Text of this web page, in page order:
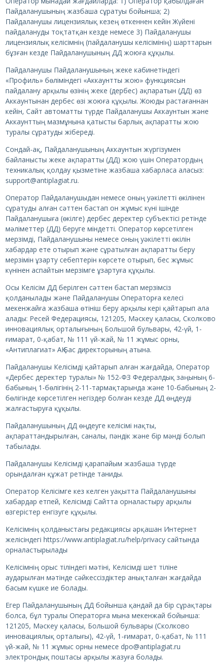
Пайдаланушының жазбаша сұратуы бойынша; 2)
Пайдаланушы лицензиялық кезең өткеннен кейін Жүйені
пайдалануды тоқтатқан кезде немесе 3) Пайдаланушы
лицензиялық келісімнің (пайдаланушы келісімінің) шарттарын
бұзған кезде Пайдаланушының ДД жоюға құқылы.
Пайдаланушы Пайдаланушының жеке кабинетіндегі
«Профиль» бөліміндегі «Аккаунтты жою» функциясын
пайдалану арқылы өзінің жеке (дербес) ақпаратын (ДД) өз
Аккаунтынан дербес өзі жоюға құқылы. Жоюды растағаннан
кейін, Сайт автоматты түрде Пайдаланушы Аккаунтын және
Аккаунттың мазмұнына қатысты барлық ақпаратты жою
туралы сұратуды жібереді.
Сондай-ақ, Пайдаланушының Аккаунтын жүргізумен
байланысты жеке ақпаратты (ДД) жою үшін Оператордың
техникалық қолдау қызметіне жазбаша хабарласа аласыз:
support@antiplagiat.ru.
Оператор Пайдаланушыдан немесе оның уәкілетті өкілінен
сұратуды алған сәттен бастап он жұмыс күні ішінде
Пайдаланушыға (өкілге) дербес деректер субъектісі ретінде
мәліметтер (ДД) беруге міндетті. Оператор көрсетілген
мерзімді, Пайдаланушыны немесе оның уәкілетті өкілін
хабардар ете отырып және сұратылған ақпаратты беру
мерзімін ұзарту себептерін көрсете отырып, бес жұмыс
күнінен аспайтын мерзімге ұзартуға құқылы.
Осы Келісім ДД берілген сәттен бастап мерзімсіз
қолданылады және Пайдаланушы Операторға келесі
мекенжайға жазбаша өтініш беру арқылы кері қайтарып ала
алады: Ресей Федерациясы, 121205, Мәскеу қаласы, Сколково
инновациялық орталығының Большой бульвары, 42-үй, 1-
ғимарат, 0-қабат, № 111 үй-жай, № 11 жұмыс орны,
«Антиплагиат» АҚ Бас директорының атына.
Пайдаланушы Келісімді қайтарып алған жағдайда, Оператор
«Дербес деректер туралы» № 152-ФЗ Федералдық заңының 6-
бабының 1-бөлігінің 2-11-тармақтарында және 10-бабының 2-
бөлігінде көрсетілген негіздер болған кезде ДД өңдеуді
жалғастыруға құқылы.
Пайдаланушының ДД өңдеуге келісімі нақты,
ақпараттандырылған, саналы, пәндік және бір мәнді болып
табылады.
Пайдаланушы Келісімді қарапайым жазбаша түрде
орындалған құжат ретінде таниды.
Оператор Келісімге кез келген уақытта Пайдаланушыны
хабардар етпей, Келісімді Сайтта орналастыру арқылы
өзгерістер енгізуге құқылы.
Келісімнің қолданыстағы редакциясы әрқашан Интернет
желісіндегі https://www.antiplagiat.ru/help/privacy сайтында
орналастырылады
Келісімнің орыс тіліндегі мәтіні, Келісімді шет тіліне
аударылған мәтінде сәйкессіздіктер анықталған жағдайда
басым күшке ие болады.
Егер Пайдаланушының ДД бойынша қандай да бір сұрақтары
болса, бұл туралы Операторға мына мекенжай бойынша:
121205, Мәскеу қаласы, Большой бульвары (Сколково
инновациялық орталығы), 42-үй, 1-ғимарат, 0-қабат, № 111
үй-жай, № 11 жұмыс орны немесе dpo@antiplagiat.ru
электрондық поштасы арқылы жазуға болады.